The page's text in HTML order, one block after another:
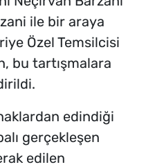
ile bir araya
Özel Temsilcisi
bu tartışmalara
edindiği
gerçekleşen
edilen